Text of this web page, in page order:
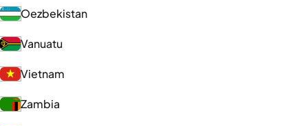
Oezbekistan
Vanuatu
Vietnam
Zambia